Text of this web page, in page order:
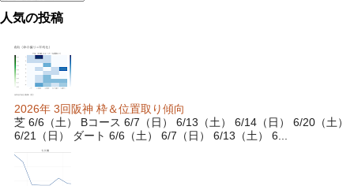
人気の投稿
2026年 3回阪神 枠＆位置取り傾向
芝 6/6（土） Bコース 6/7（日） 6/13（土） 6/14（日） 6/20（土）
6/21（日） ダート 6/6（土） 6/7（日） 6/13（土） 6...